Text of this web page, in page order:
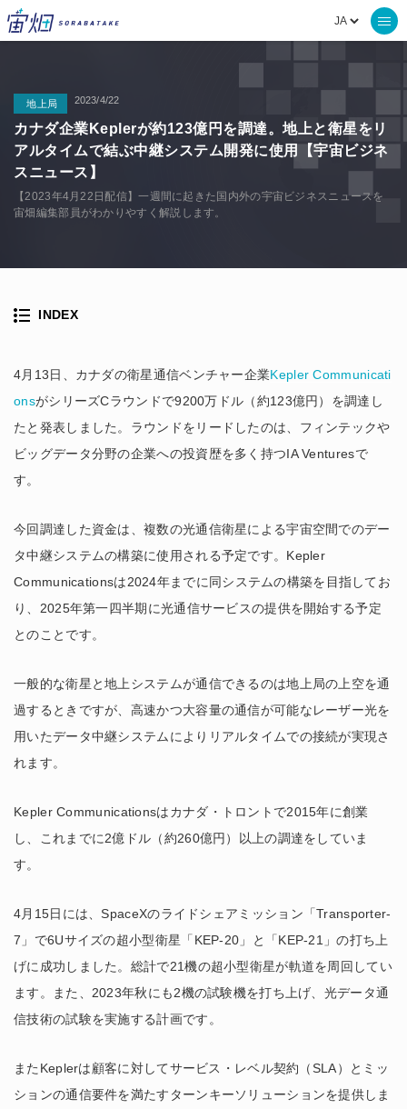
地上局 2023/4/22
カナダ企業Keplerが約123億円を調達。地上と衛星をリ
アルタイムで結ぶ中継システム開発に使用【宇宙ビジネ
スニュース】
【2023年4月22日配信】一週間に起きた国内外の宇宙ビジネスニュースを
宙畑編集部員がわかりやすく解説します。
4月13日、カナダの衛星通信ベンチャー企業Kepler Communicati
onsがシリーズCラウンドで9200万ドル（約123億円）を調達し
たと発表しました。ラウンドをリードしたのは、フィンテックや
ビッグデータ分野の企業への投資歴を多く持つIA Venturesで
す。
今回調達した資金は、複数の光通信衛星による宇宙空間でのデー
タ中継システムの構築に使用される予定です。Kepler
Communicationsは2024年までに同システムの構築を目指してお
り、2025年第一四半期に光通信サービスの提供を開始する予定
とのことです。
一般的な衛星と地上システムが通信できるのは地上局の上空を通
過するときですが、高速かつ大容量の通信が可能なレーザー光を
用いたデータ中継システムによりリアルタイムでの接続が実現さ
れます。
Kepler Communicationsはカナダ・トロントで2015年に創業
し、これまでに2億ドル（約260億円）以上の調達をしていま
す。
4月15日には、SpaceXのライドシェアミッション「Transporter-
7」で6Uサイズの超小型衛星「KEP-20」と「KEP-21」の打ち上
げに成功しました。総計で21機の超小型衛星が軌道を周回してい
ます。また、2023年秋にも2機の試験機を打ち上げ、光データ通
信技術の試験を実施する計画です。
またKeplerは顧客に対してサービス・レベル契約（SLA）とミッ
ションの通信要件を満たすターンキーソリューションを提供しま
INDEX